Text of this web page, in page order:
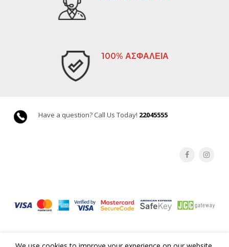
100% ΑΣΦΑΛΕΙΑ
Have a question? Call Us Today! 22045555